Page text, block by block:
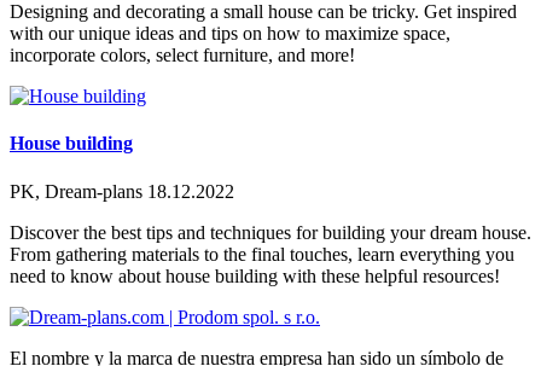
Designing and decorating a small house can be tricky. Get inspired
with our unique ideas and tips on how to maximize space,
incorporate colors, select furniture, and more!
House building
PK, Dream-plans 18.12.2022
Discover the best tips and techniques for building your dream house.
From gathering materials to the final touches, learn everything you
need to know about house building with these helpful resources!
El nombre y la marca de nuestra empresa han sido un símbolo de